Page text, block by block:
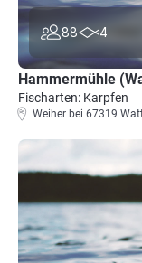
88 4
Hammermühle
Fischarten: Karpfen
Weiher bei 67319